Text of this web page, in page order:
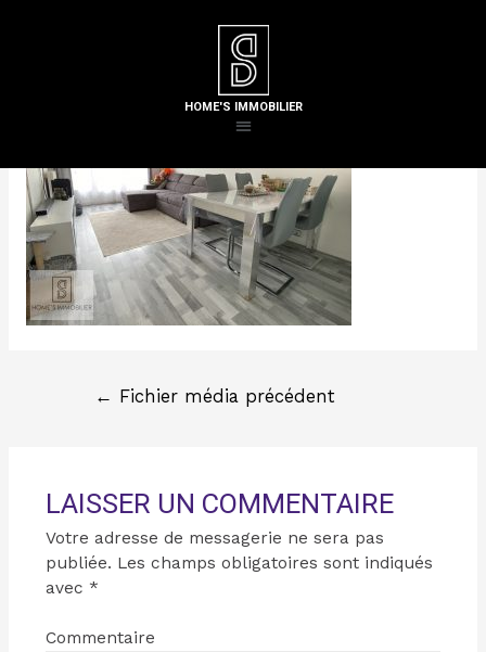
HOME'S IMMOBILIER
/ Par
← Fichier média précédent
LAISSER UN COMMENTAIRE
Votre adresse de messagerie ne sera pas
publiée. Les champs obligatoires sont indiqués
avec *
Commentaire